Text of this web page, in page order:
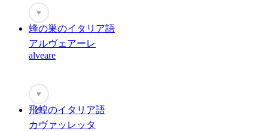
♥
蜂の巣のイタリア語
アルヴェアーレ
alveare
♥
飛蝗のイタリア語
カヴァッレッタ